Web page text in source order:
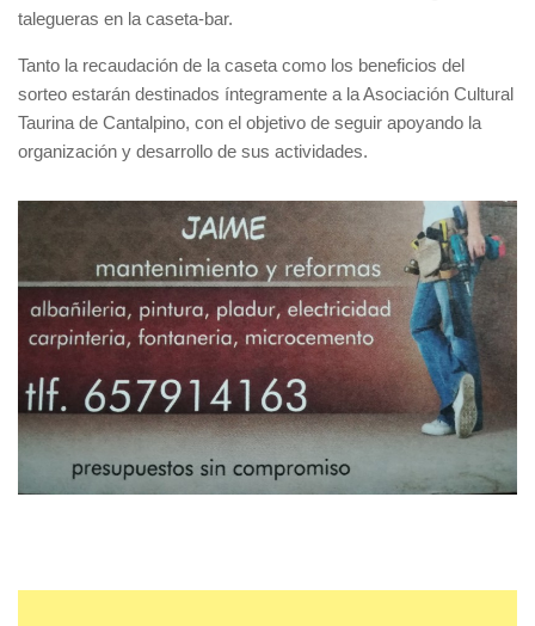
talegueras en la caseta-bar.
Tanto la recaudación de la caseta como los beneficios del
sorteo estarán destinados íntegramente a la Asociación Cultural
Taurina de Cantalpino, con el objetivo de seguir apoyando la
organización y desarrollo de sus actividades.